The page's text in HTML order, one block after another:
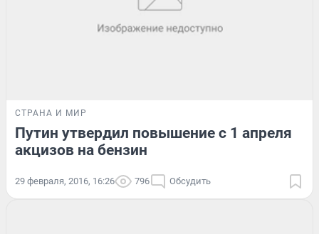
СТРАНА И МИР
Путин утвердил повышение с 1 апреля
акцизов на бензин
29 февраля, 2016, 16:26 796 Обсудить